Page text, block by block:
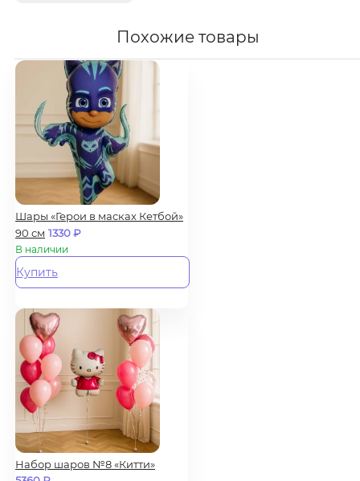
Похожие товары
Шары «Герои в масках Кетбой»
90 см 1330₽
В наличии
Купить
Набор шаров №8 «Китти»